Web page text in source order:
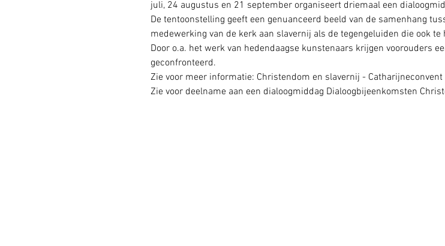
juli, 24 augustus en 21 september organiseert driemaal een
De tentoonstelling geeft een genuanceerd beeld van de samenhang
medewerking van de kerk aan slavernij als de tegengeluiden die ook
Door o.a. het werk van hedendaagse kunstenaars krijgen voorouders
geconfronteerd.
Zie voor meer informatie: Christendom en slavernij - Catharijneconvent
Zie voor deelname aan een dialoogmiddag Dialoogbijeenkomsten